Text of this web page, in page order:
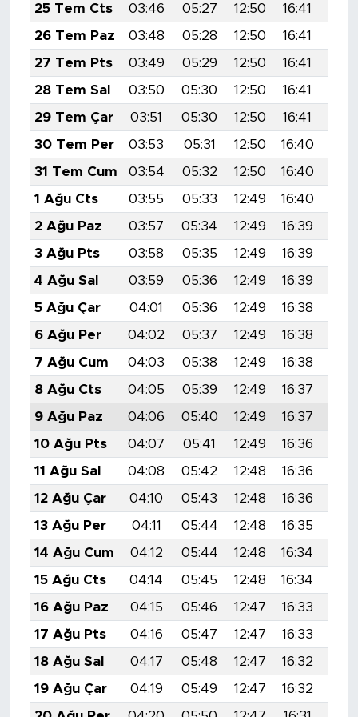
25 Tem Cts
03:46 05:27 12:50 16:41
26 Tem Paz
03:48 05:28 12:50 16:41
27 Tem Pts
03:49 05:29 12:50 16:41
28 Tem Sal
03:50 05:30 12:50 16:41
29 Tem Çar
03:51 05:30 12:50 16:41
30 Tem Per
03:53 05:31 12:50 16:40
31 Tem Cum
03:54 05:32 12:50 16:40
1 Ağu Cts
03:55 05:33 12:49 16:40
2 Ağu Paz
03:57 05:34 12:49 16:39
3 Ağu Pts
03:58 05:35 12:49 16:39
4 Ağu Sal
03:59 05:36 12:49 16:39
5 Ağu Çar
04:01 05:36 12:49 16:38
6 Ağu Per
04:02 05:37 12:49 16:38
7 Ağu Cum
04:03 05:38 12:49 16:38
8 Ağu Cts
04:05 05:39 12:49 16:37
9 Ağu Paz
04:06 05:40 12:49 16:37
10 Ağu Pts
04:07 05:41 12:49 16:36
11 Ağu Sal
04:08 05:42 12:48 16:36
12 Ağu Çar
04:10 05:43 12:48 16:36
13 Ağu Per
04:11 05:44 12:48 16:35
14 Ağu Cum
04:12 05:44 12:48 16:34
15 Ağu Cts
04:14 05:45 12:48 16:34
16 Ağu Paz
04:15 05:46 12:47 16:33
17 Ağu Pts
04:16 05:47 12:47 16:33
18 Ağu Sal
04:17 05:48 12:47 16:32
19 Ağu Çar
04:19 05:49 12:47 16:32
MEDYA KÖŞESİ
FOTO GALERİ
VİDEOLAR
ALINTI YAZARLAR
SOSYAL MEDYA